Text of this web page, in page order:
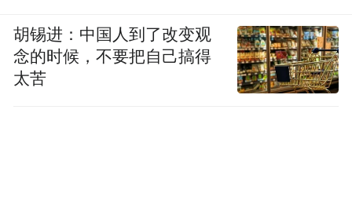
胡锡进：中国人到了改变观
念的时候，不要把自己搞得
太苦